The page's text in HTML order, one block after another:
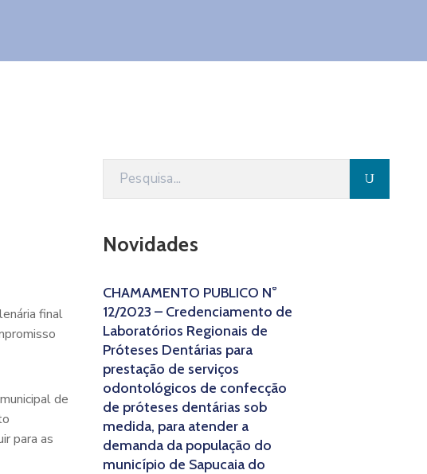
final
de
para as
Novidades
CHAMAMENTO PÚBLICO N°
12/2023 – Credenciamento de
Laboratórios Regionais de
Próteses Dentárias para
prestação de serviços
odontológicos de confecção
de próteses dentárias sob
medida, para atender a
demanda da população do
município de Sapucaia do